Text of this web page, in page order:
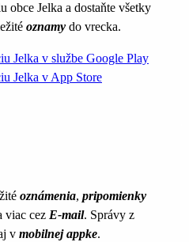
obce Jelka a dostaňte všetky
oznamy do vrecka.
oznámenia, pripomienky
viac cez E-mail. Správy z
v mobilnej appke.